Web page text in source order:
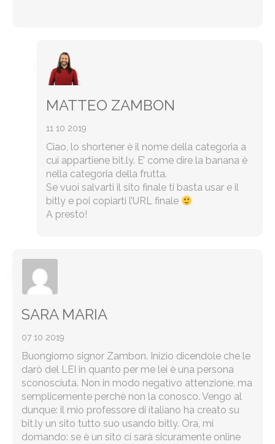
MATTEO ZAMBON
11 10 2019
Ciao, lo shortener è il nome della categoria a
cui appartiene bit.ly. E’ come dire la banana è
nella categoria della frutta.
Se vuoi salvarti il sito finale ti basta usar e il
bitly e poi copiarti l’URL finale
A presto!
SARA MARIA
07 10 2019
Buongiorno signor Zambon. Inizio dicendole che le
darò del LEI in quanto per me lei è una persona
sconosciuta. Non in modo negativo attenzione, ma
semplicemente perchè non la conosco. Vengo al
dunque: il mio professore di italiano ha creato su
bit.ly un sito tutto suo usando bitly. Ora, mi
domando: se è un sito ci sarà sicuramente online